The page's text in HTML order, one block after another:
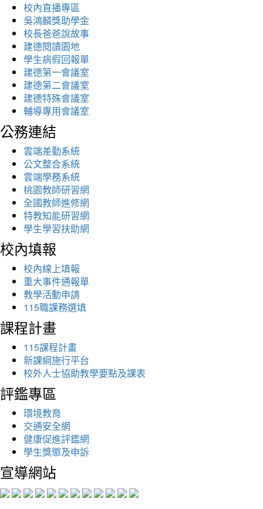
校內直播專區
吳鴻麟獎助學金
校長爸爸說故事
建德閱讀園地
學生病假回報單
建德第一會議室
建德第二會議室
建德特殊會議室
輔導專用會議室
公務連結
雲端差勤系統
公文整合系統
雲端學務系統
桃園教師研習網
全國教師進修網
特教知能研習網
學生學習扶助網
校內填報
校內線上填報
重大事件通報單
教學活動申請
115職課務選填
課程計畫
115課程計畫
新課綱施行平台
校外人士協助教學要點及課表
評鑑專區
環境教育
交通安全網
健康促進評鑑網
學生獎懲及申訴
宣導網站